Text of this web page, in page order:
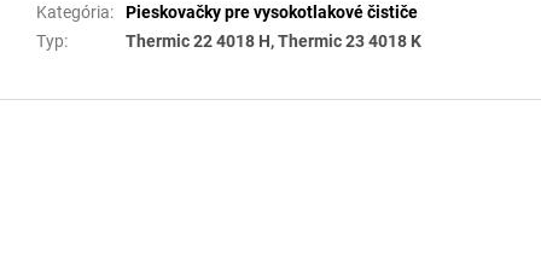
Kategória:
Pieskovačky pre vysokotlakové čističe
Typ: Thermic 22 4018 H, Thermic 23 4018 K